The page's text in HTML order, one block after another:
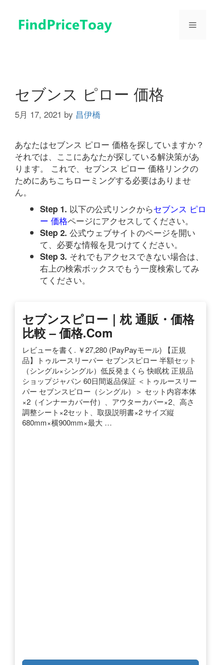
メ
セブンス ピロー 価格
5月 17, 2021 by 昌伊橋
あなたはセブンス ピロー 価格を探していますか？
それでは、ここにあなたが探している解決策があ
ります。 これで、セブンス ピロー 価格リンクの
ためにあちこちローミングする必要はありませ
ん。
Step 1. 以下の公式リンクからセブンス ピロ
ー 価格ページにアクセスしてください。
Step 2. 公式ウェブサイトのページを開い
て、必要な情報を見つけてください。
Step 3. それでもアクセスできない場合は、
右上の検索ボックスでもう一度検索してみ
てください。
セブンスピロー｜枕 通販・価格
比較 – 価格.com
レビューを書く. ￥27,280 (PayPayモール) 【正規
品】トゥルースリーパー セブンスピロー 半額セット
（シングル×シングル）低反発まくら 快眠枕 正規品
ショップジャパン 60日間返品保証 ＜トゥルースリー
パー セブンスピロー（シングル）＞ セット内容本体
×2（インナーカバー付）、アウターカバー×2、高さ
調整シート×2セット、取扱説明書×2 サイズ縦
680mm×横900mm×最大 …